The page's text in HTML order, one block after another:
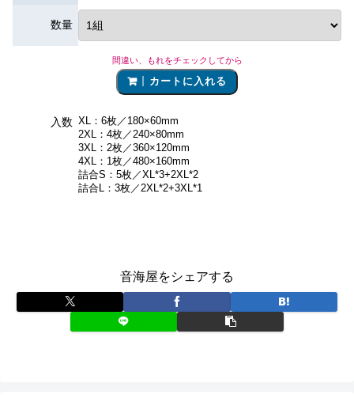
数量
間違い、もれをチェックしてから
カートに入れる
入数 XL：6枚／180×60mm
2XL：4枚／240×80mm
3XL：2枚／360×120mm
4XL：1枚／480×160mm
詰合S：5枚／XL*3+2XL*2
詰合L：3枚／2XL*2+3XL*1
音海屋をシェアする